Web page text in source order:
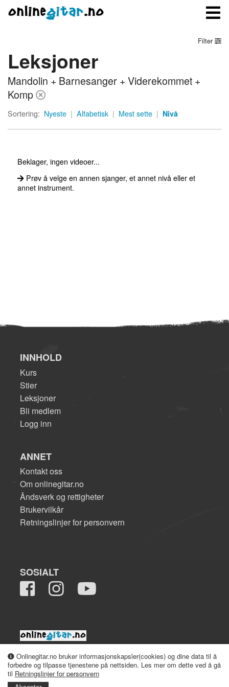
Meny
Logg inn
Bli medlem
Om onlinegitar.no
Filter
Leksjoner
Mandolin + Barnesanger + Viderekommet +
Komp
Sortering: Nyeste | Alfabetisk | Mest sette | Nivå
Beklager, ingen videoer...
Prøv å velge en annen sjanger, et annet nivå eller et
annet instrument.
Onlinegitar.no bruker informasjonskapsler(cookies) og dine data til å
forbedre og tilpasse tjenestene på nettsiden. Les mer om dette ved å gå
til Retningslinjer for personvern
INNHOLD
Kurs
Stier
Leksjoner
Bli medlem
Logg inn
ANNET
Kontakt oss
Om onlinegitar.no
Åndsverk og rettigheter
Brukervilkår
Retningslinjer for personvern
SOSIALT
2008-2026 onlinegitar.no